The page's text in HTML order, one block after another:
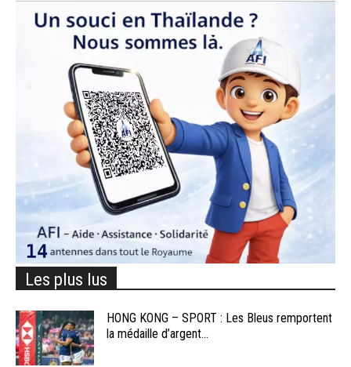
Les plus lus
HONG KONG – SPORT : Les Bleus remportent
la médaille d’argent...